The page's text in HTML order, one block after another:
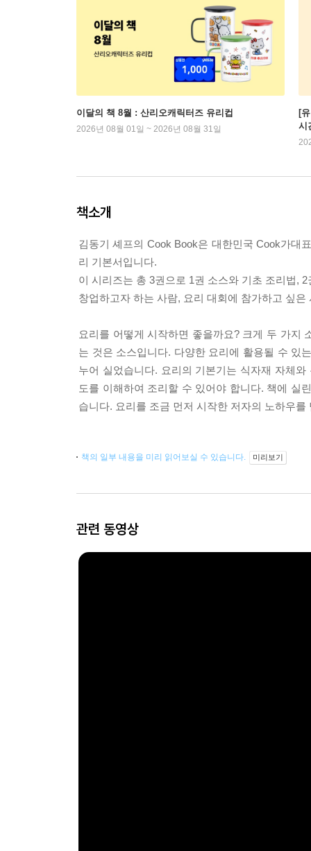
이달의 책 8월 : 산리오캐릭터즈 유리컵
2026년 08월 01일 ~ 2026년 08월 31일
[
시
책소개
김동기 셰프의 Cook Book은 대한민국 Cook가대
리 기본서입니다.
이 시리즈는 총 3권으로 1권 소스와 기초 조리법,
창업하고자 하는 사람, 요리 대회에 참가하고 싶
요리를 어떻게 시작하면 좋을까요? 크게 두 가지
는 것은 소스입니다. 다양한 요리에 활용될 수 있
누어 실었습니다. 요리의 기본기는 식자재 자체
도를 이해하여 조리할 수 있어야 합니다. 책에 실
습니다. 요리를 조금 먼저 시작한 저자의 노하우
책의 일부 내용을 미리 읽어보실 수 있습니다. 미리보기
관련 동영상